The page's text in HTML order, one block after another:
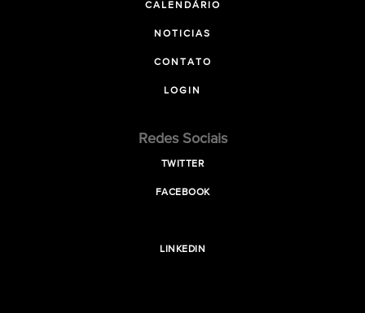
CALENDÁRIO
NOTICIAS
CONTATO
LOGIN
Redes Sociais
TWITTER
FACEBOOK
LINKEDIN